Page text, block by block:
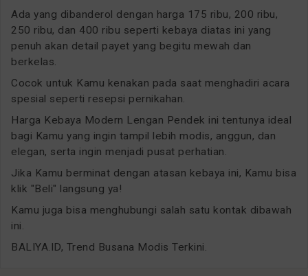
Ada yang dibanderol dengan harga 175 ribu, 200 ribu,
250 ribu, dan 400 ribu seperti kebaya diatas ini yang
penuh akan detail payet yang begitu mewah dan
berkelas.
Cocok untuk Kamu kenakan pada saat menghadiri acara
spesial seperti resepsi pernikahan.
Harga Kebaya Modern Lengan Pendek ini tentunya ideal
bagi Kamu yang ingin tampil lebih modis, anggun, dan
elegan, serta ingin menjadi pusat perhatian.
Jika Kamu berminat dengan atasan kebaya ini, Kamu bisa
klik "Beli" langsung ya!
Kamu juga bisa menghubungi salah satu kontak dibawah
ini.
BALIYA.ID, Trend Busana Modis Terkini.